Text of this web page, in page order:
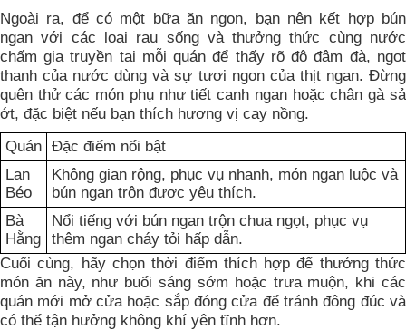
Ngoài ra, để có một bữa ăn ngon, bạn nên kết hợp bún
ngan với các loại rau sống và thưởng thức cùng nước
chấm gia truyền tại mỗi quán để thấy rõ độ đậm đà, ngọt
thanh của nước dùng và sự tươi ngon của thịt ngan. Đừng
quên thử các món phụ như tiết canh ngan hoặc chân gà sả
ớt, đặc biệt nếu bạn thích hương vị cay nồng.
Quán Đặc điểm nổi bật
Lan
Béo
Không gian rộng, phục vụ nhanh, món ngan luộc và
bún ngan trộn được yêu thích.
Bà
Hằng
Nổi tiếng với bún ngan trộn chua ngọt, phục vụ
thêm ngan cháy tỏi hấp dẫn.
Cuối cùng, hãy chọn thời điểm thích hợp để thưởng thức
món ăn này, như buổi sáng sớm hoặc trưa muộn, khi các
quán mới mở cửa hoặc sắp đóng cửa để tránh đông đúc và
có thể tận hưởng không khí yên tĩnh hơn.